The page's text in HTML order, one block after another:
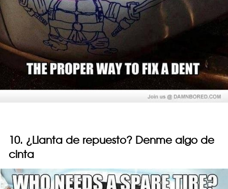
10. ¿Llanta de repuesto? Denme algo de
cinta